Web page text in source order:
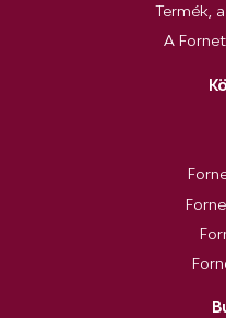
Termék,
A